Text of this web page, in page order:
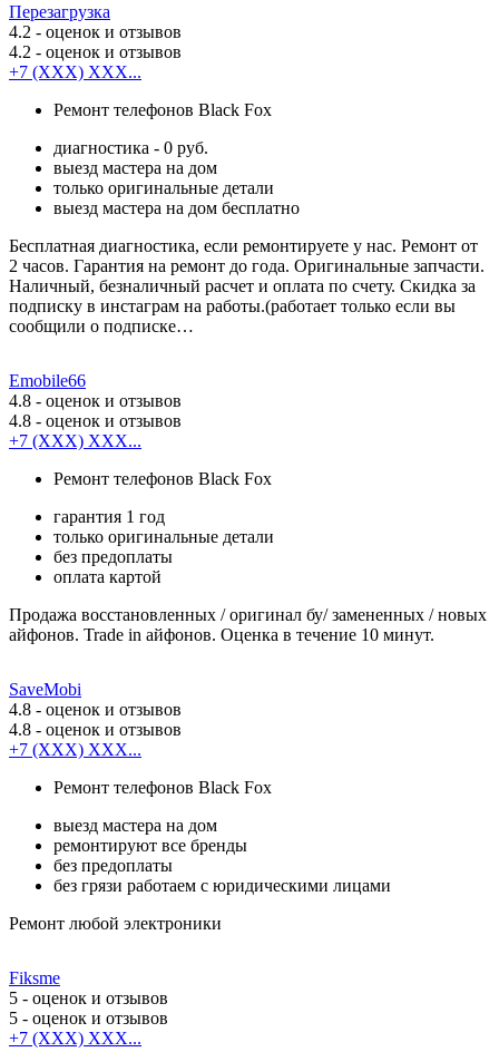
Перезагрузка
4.2 - оценок и отзывов
4.2 - оценок и отзывов
+7 (XXX) XXX...
Ремонт телефонов Black Fox
диагностика - 0 руб.
выезд мастера на дом
только оригинальные детали
выезд мастера на дом бесплатно
Бесплатная диагностика, если ремонтируете у нас. Ремонт от
2 часов. Гарантия на ремонт до года. Оригинальные запчасти.
Наличный, безналичный расчет и оплата по счету. Скидка за
подписку в инстаграм на работы.(работает только если вы
сообщили о подписке…
Emobile66
4.8 - оценок и отзывов
4.8 - оценок и отзывов
+7 (XXX) XXX...
Ремонт телефонов Black Fox
гарантия 1 год
только оригинальные детали
без предоплаты
оплата картой
Продажа восстановленных / оригинал бу/ замененных / новых
айфонов. Trade in айфонов. Оценка в течение 10 минут.
SaveMobi
4.8 - оценок и отзывов
4.8 - оценок и отзывов
+7 (XXX) XXX...
Ремонт телефонов Black Fox
выезд мастера на дом
ремонтируют все бренды
без предоплаты
без грязи работаем с юридическими лицами
Ремонт любой электроники
Fiksme
5 - оценок и отзывов
5 - оценок и отзывов
+7 (XXX) XXX...